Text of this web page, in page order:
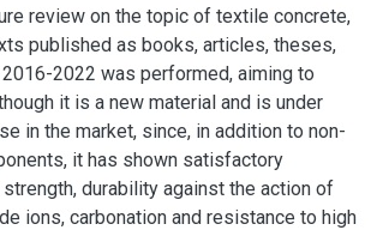
review on the topic of textile concrete,
published as books, articles, theses,
2022 was performed, aiming to
it is a new material and is under
in the market, since, in addition to non-
it has shown satisfactory
durability against the action of
ions, carbonation and resistance to high